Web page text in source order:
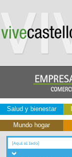
Salud y bienestar
Mundo hogar